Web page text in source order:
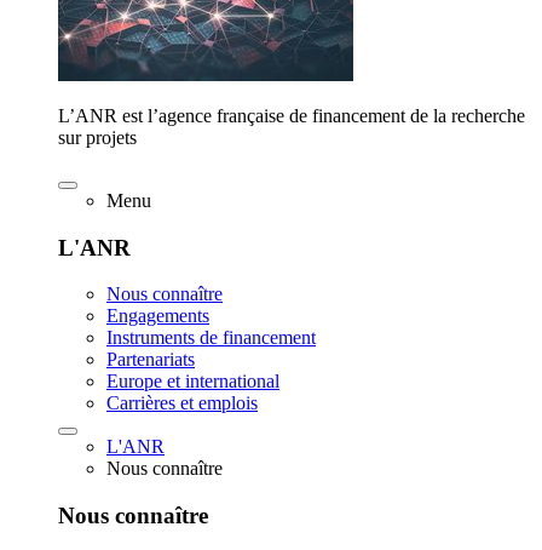
L’ANR est l’agence française de financement de la recherche
sur projets
Menu
L'ANR
Nous connaître
Engagements
Instruments de financement
Partenariats
Europe et international
Carrières et emplois
L'ANR
Nous connaître
Nous connaître